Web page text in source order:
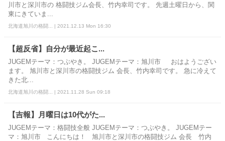
川市と深川市の 格闘技ジム会長、竹内幸司です。 先週土曜日から、関
東にきていま...
北海道旭川の格闘... | 2021.12.13 Mon 16:30
【超反省】自分が最近起こ...
JUGEMテーマ：つぶやき。 JUGEMテーマ：旭川市 おはようござい
ます。 旭川市と深川市の格闘技ジム 会長、竹内幸司です。 急に冷えて
きた北...
北海道旭川の格闘... | 2021.11.28 Sun 09:18
【吉報】月曜日は10代がた...
JUGEMテーマ：格闘技全般 JUGEMテーマ：つぶやき。 JUGEMテー
マ：旭川市 こんにちは！ 旭川市と深川市の格闘技ジム 会長 竹内